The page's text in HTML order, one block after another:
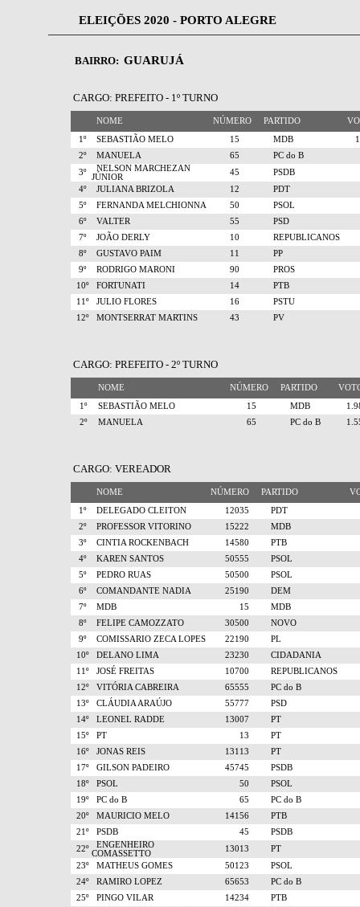
ELEIÇÕES 2020 - PORTO ALEGRE
BAIRRO: GUARUJÁ
CARGO: PREFEITO - 1º TURNO
NOME NÚMERO PARTIDO
1º SEBASTIÃO MELO 15 MDB
2º
MANUELA 65
PC do B
3º
NELSON MARCHEZAN
JÚNIOR
45
PSDB
4º
JULIANA BRIZOLA 12
PDT
5º
FERNANDA MELCHIONNA 50
PSOL
6º
VALTER 55
PSD
7º
JOÃO DERLY 10
REPUBLICANOS
8º
GUSTAVO PAIM 11
PP
9º
RODRIGO MARONI 90
PROS
10º
FORTUNATI 14
PTB
11º
JULIO FLORES 16
PSTU
12º
MONTSERRAT MARTINS 43 PV
CARGO: PREFEITO - 2º TURNO
NOME NÚMERO PARTIDO
1º SEBASTIÃO MELO 15 MDB
2º
MANUELA 65 PC do B
CARGO: VEREADOR
NOME NÚMERO PARTIDO
1º DELEGADO CLEITON 12035
PDT
2º
PROFESSOR VITORINO 15222
MDB
3º
CINTIA ROCKENBACH 14580
PTB
4º
KAREN SANTOS 50555
PSOL
5º
PEDRO RUAS 50500
PSOL
6º
COMANDANTE NADIA 25190
DEM
7º
MDB 15
MDB
8º
FELIPE CAMOZZATO 30500
NOVO
9º
COMISSARIO ZECA LOPES 22190
PL
10º
DELANO LIMA 23230
CIDADANIA
11º
JOSÉ FREITAS 10700
REPUBLICANOS
12º
VITÓRIA CABREIRA 65555
PC do B
13º
CLÁUDIA ARAÚJO 55777
PSD
14º
LEONEL RADDE 13007
PT
15º
PT 13
PT
16º
JONAS REIS 13113
PT
17º
GILSON PADEIRO 45745
PSDB
18º
PSOL 50
PSOL
19º
PC do B 65
PC do B
20º
MAURICIO MELO 14156
PTB
21º
PSDB 45
PSDB
22º
ENGENHEIRO
COMASSETTO
13013
PT
23º
MATHEUS GOMES 50123
PSOL
24º
RAMIRO LOPEZ 65653
PC do B
25º
PINGO VILAR 14234
PTB